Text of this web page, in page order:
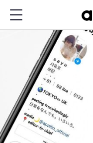
ツ
に